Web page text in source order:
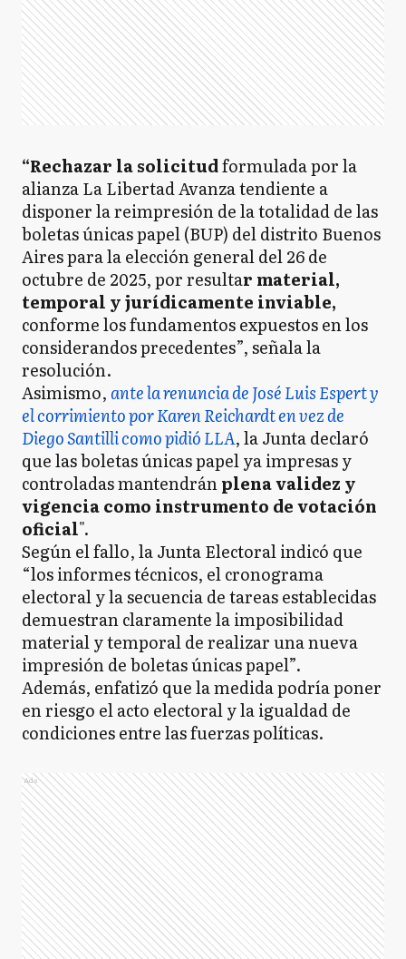
“Rechazar la solicitudformulada por la
alianza La Libertad Avanza tendiente a
disponer la reimpresión de la totalidad de las
boletas únicas papel (BUP) del distrito Buenos
Aires para la elección general del 26 de
octubre de 2025, por resultar material,
temporal y jurídicamente inviable,
conforme los fundamentos expuestos en los
considerandos precedentes”, señala la
resolución.
Asimismo,ante la renuncia de José Luis Espert y
el corrimiento por Karen Reichardt en vez de
Diego Santilli como pidió LLA, la Junta declaró
que las boletas únicas papel ya impresas y
controladas mantendránplena validez y
vigencia como instrumento de votación
oficial".
Según el fallo, la Junta Electoral indicó que
“los informes técnicos, el cronograma
electoral y la secuencia de tareas establecidas
demuestran claramente la imposibilidad
material y temporal de realizar una nueva
impresión de boletas únicas papel”.
Además, enfatizó que la medida podría poner
en riesgo el acto electoral y la igualdad de
condiciones entre las fuerzas políticas.
Ads